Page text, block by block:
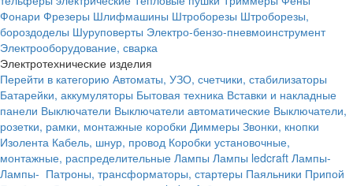
Фонари Фрезеры Шлифмашины Штроборезы Штроборезы,
бороздоделы Шуруповерты Электро-бензо-пневмоинструмент
Электрооборудование, сварка
Электротехнические изделия
Перейти в категорию Автоматы, УЗО, счетчики, стабилизаторы
Батарейки, аккумуляторы Бытовая техника Вставки и накладные
панели Выключатели Выключатели автоматические Выключатели,
розетки, рамки, монтажные коробки Диммеры Звонки, кнопки
Изолента Кабель, шнур, провод Коробки установочные,
монтажные, распределительные Лампы Лампы ledcraft Лампы-
Лампы- Патроны, трансформаторы, стартеры Паяльники Припой